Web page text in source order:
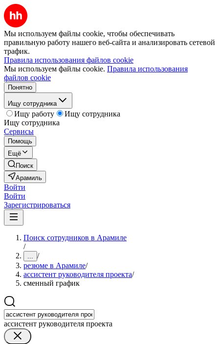
Мы используем файлы cookie, чтобы обеспечивать
правильную работу нашего веб-сайта и анализировать сетевой
трафик.
Правила использования файлов cookie
Мы используем файлы cookie. Правила использования
файлов cookie
Понятно
Ищу сотрудника
Ищу работу
Ищу сотрудника
Ищу сотрудника
Сервисы
Помощь
Ещё
Поиск
Арамиль
Войти
Войти
Зарегистрироваться
Поиск сотрудников в Арамиле
/
... /
резюме в Арамиле/
ассистент руководителя проекта/
сменный график
ассистент руководителя проекта